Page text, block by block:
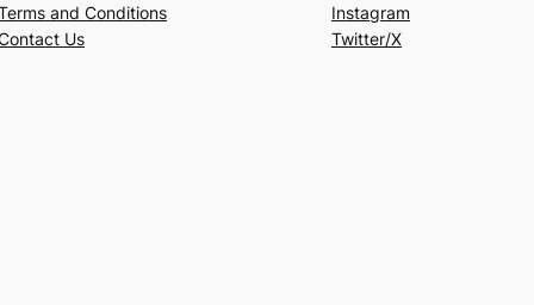
and Conditions
Us
Instagram
Twitter/X